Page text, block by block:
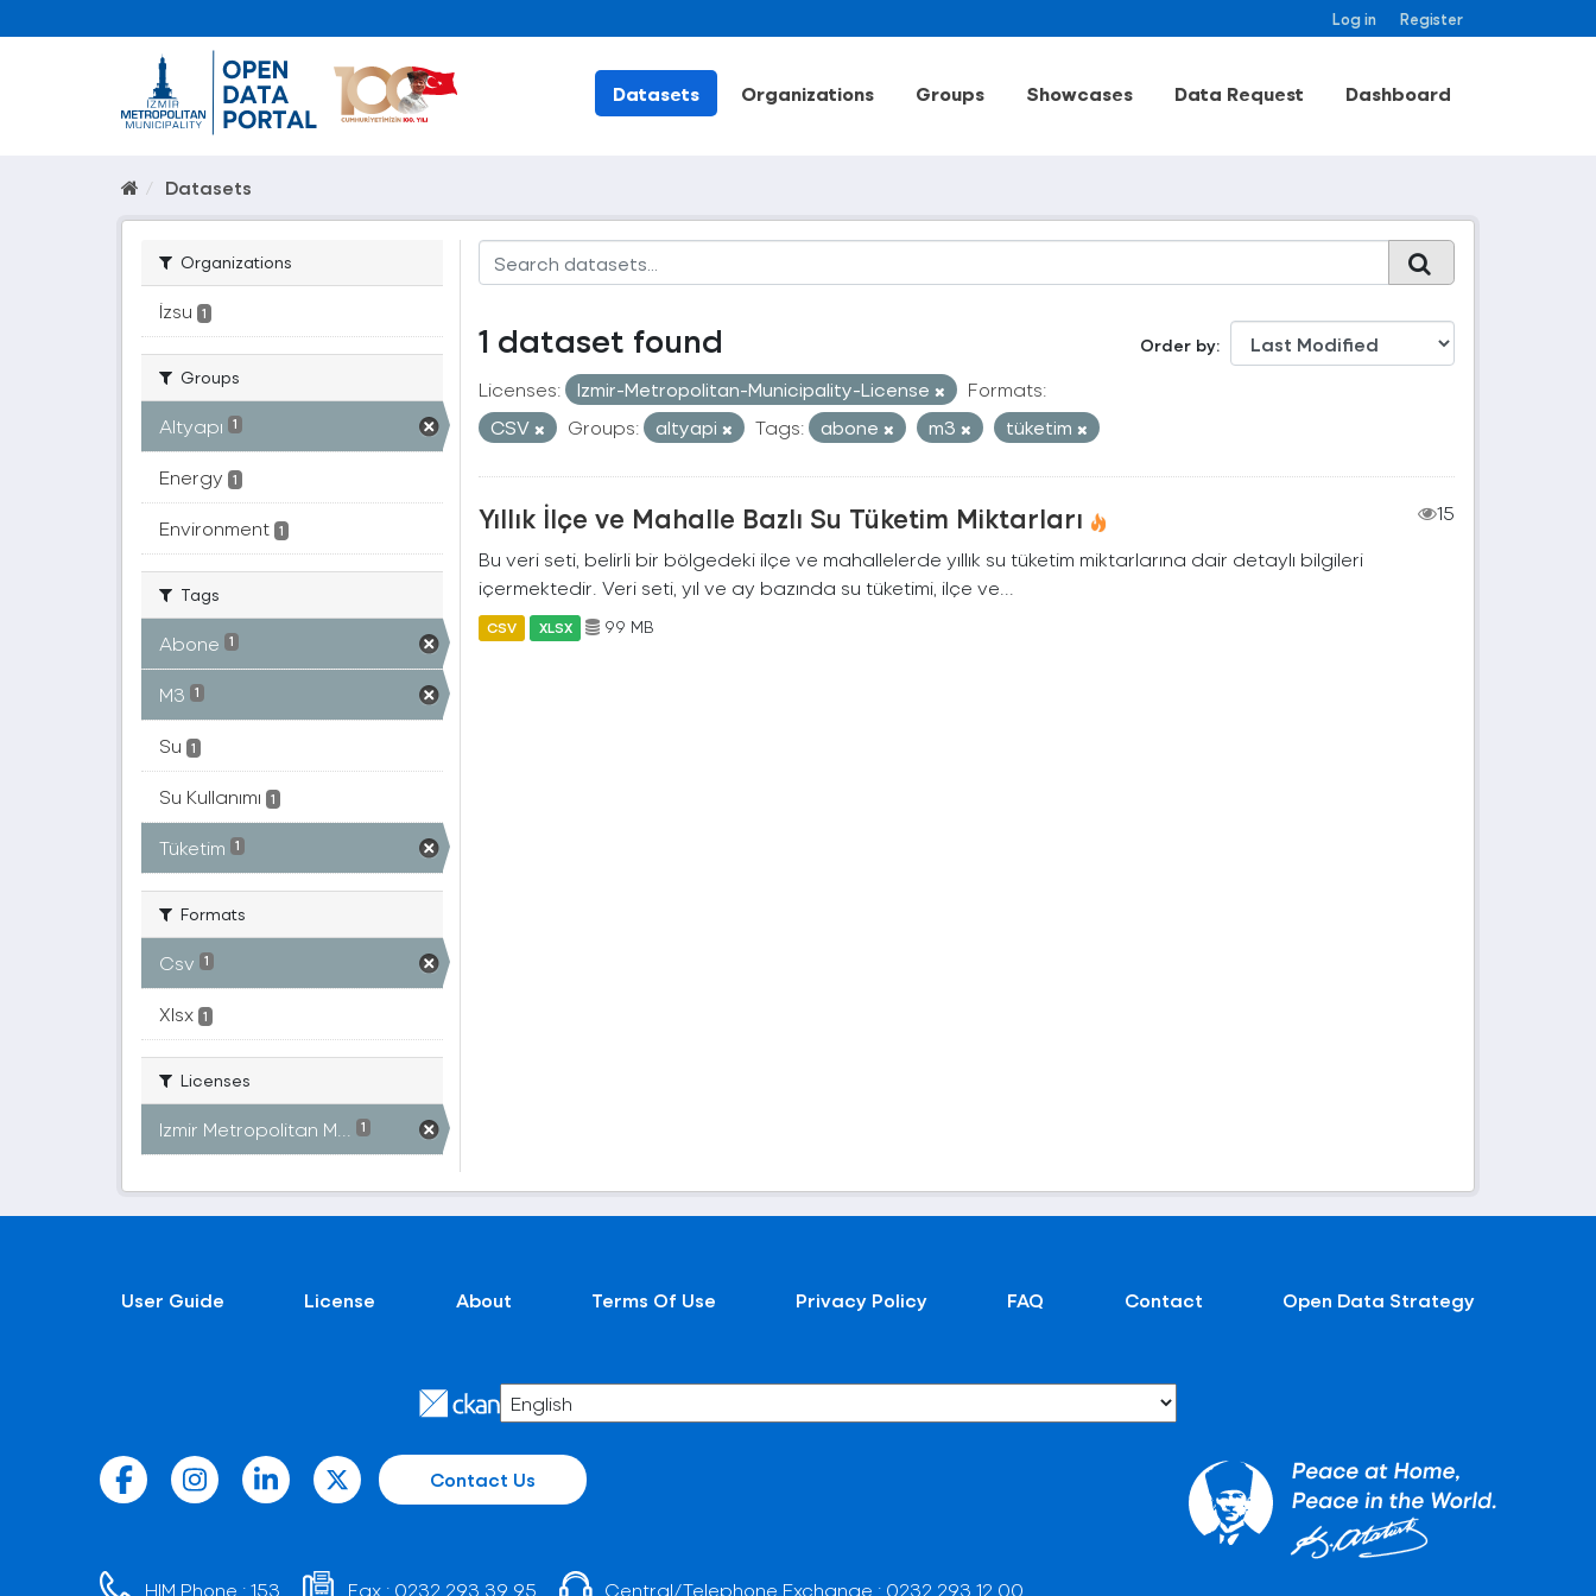
Log in Register
Datasets Organizations Groups Showcases Data Request Dashboard
Datasets
Organizations
İzsu 1
Groups
Altyapı 1
Energy 1
Environment 1
Tags
Abone 1
M3 1
Su 1
Su Kullanımı 1
Tüketim 1
Formats
Csv 1
Xlsx 1
Licenses
Izmir Metropolitan M... 1
Order by
1 dataset found
Licenses: Izmir-Metropolitan-Municipality-License
Formats:
CSV
Groups: altyapi Tags: abone m3 tüketim
Yıllık İlçe ve Mahalle Bazlı Su Tüketim Miktarları
15
Bu veri seti, belirli bir bölgedeki ilçe ve mahallelerde yıllık su tüketim miktarlarına dair detaylı bilgileri
içermektedir. Veri seti, yıl ve ay bazında su tüketimi, ilçe ve...
CSV XLSX 99 MB
User Guide License About Terms Of Use Privacy Policy FAQ Contact Open Data Strategy
Contact Us
HIM Phone :153 Fax : 0232 293 39 95 Central/Telephone Exchange : 0232 293 12 00